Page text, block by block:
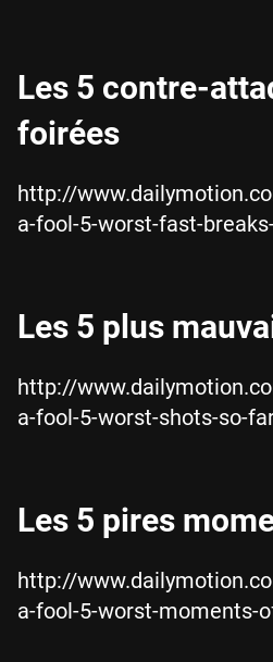
Les 5 contre-
foirées
http://
a-fool-5-worst-fast-
Les 5 plus
http://
a-fool-5-worst-shots-so-
Les 5 pires
http://
a-fool-5-worst-moments-